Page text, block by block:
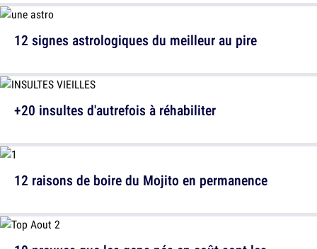
+20 insultes d'autrefois à réhabiliter
12 signes astrologiques du meilleur au pire
12 raisons de boire du Mojito en permanence